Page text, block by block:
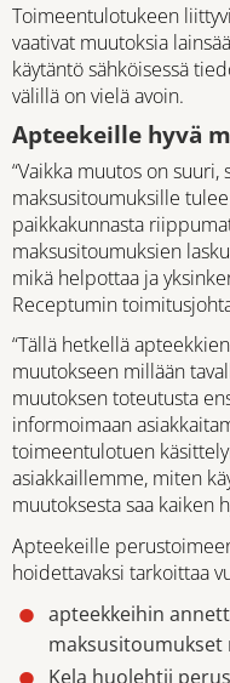
Toimeentulotukeen
vaativat muutoksia
käytäntö sähköisessä
välillä on vielä avoin.
Apteekeille hyvä
“Vaikka muutos on
maksusitoumuksille
paikkakunnasta
maksusitoumuksien
mikä helpottaa ja
Receptumin
“Tällä hetkellä
muutokseen millään
muutoksen toteutusta
informoimaan
toimeentulotuen
asiakkaillemme, miten
muutoksesta saa kaiken
Apteekeille
hoidettavaksi tarkoittaa
apteekkeihin
maksusitoumukset
Kela huolehtii